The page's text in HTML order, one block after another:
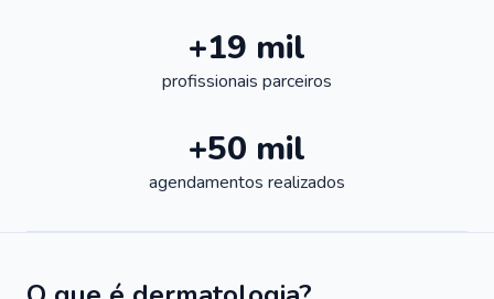
+19 mil
profissionais parceiros
+50 mil
agendamentos realizados